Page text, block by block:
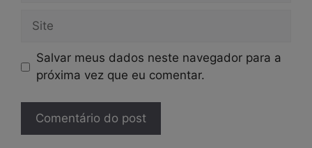
Site
Salvar meus dados neste navegador para a
próxima vez que eu comentar.